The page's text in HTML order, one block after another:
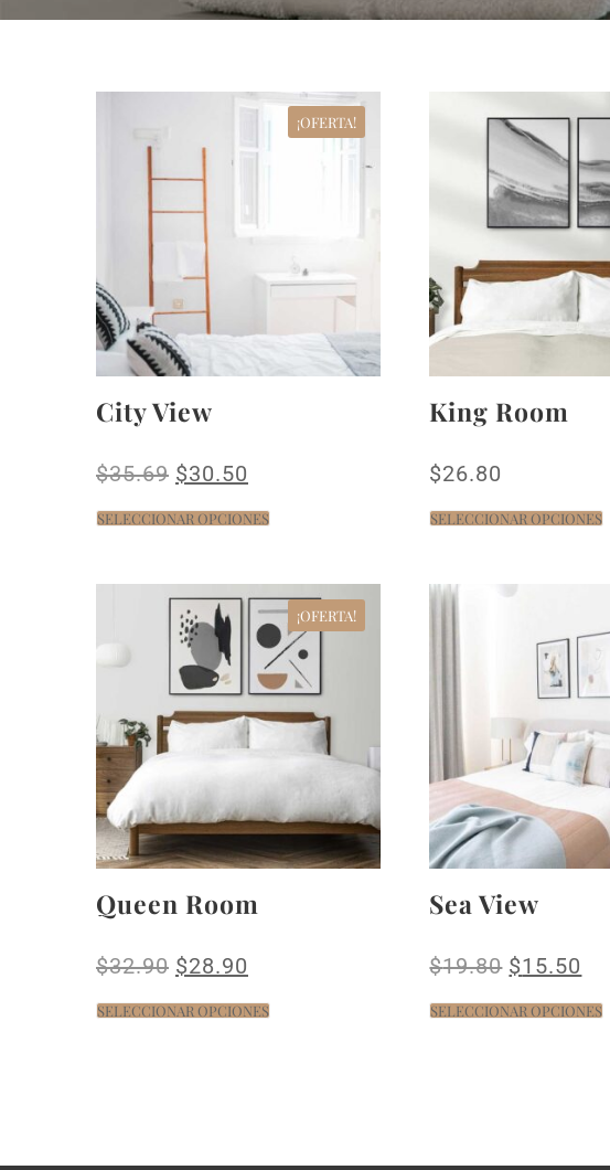
¡OFERTA!
City View
$35.69 $30.50
SELECCIONAR OPCIONES
King Room
$26.80
SELECCIONAR OPCIONES
¡OFERTA!
Queen Room
$32.90 $28.90
SELECCIONAR OPCIONES
Sea View
$19.80 $15.50
SELECCIONAR OPCIONES